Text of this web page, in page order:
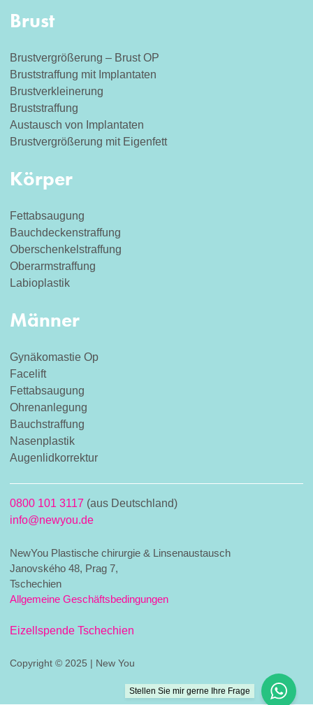
Brust
Brustvergrößerung – Brust OP
Bruststraffung mit Implantaten
Brustverkleinerung
Bruststraffung
Austausch von Implantaten
Brustvergrößerung mit Eigenfett
Körper
Fettabsaugung
Bauchdeckenstraffung
Oberschenkelstraffung
Oberarmstraffung
Labioplastik
Männer
Gynäkomastie Op
Facelift
Fettabsaugung
Ohrenanlegung
Bauchstraffung
Nasenplastik
Augenlidkorrektur
0800 101 3117 (aus Deutschland)
info@newyou.de
NewYou Plastische chirurgie & Linsenaustausch
Janovského 48, Prag 7,
Tschechien
Allgemeine Geschäftsbedingungen
Eizellspende Tschechien
Copyright © 2025 | New You
Stellen Sie mir gerne Ihre Frage